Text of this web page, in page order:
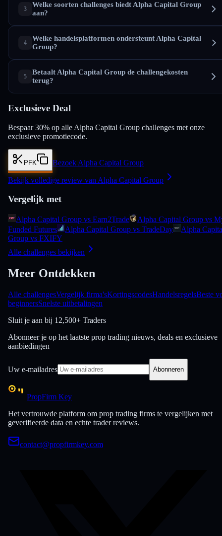
Welke soorten challenges biedt Alpha Capital Group
aan?
Welke handelsplatformen ondersteunt Alpha Capital
Group?
Betaalt Alpha Capital Group de challengekosten
terug?
Exclusieve Deal
Bespaar 30% op alle Alpha Capital Group challenges met onze
exclusieve promotiecode.
PFK Bezoek Alpha Capital Group
Bekijk volledige review van Alpha Capital Group
Vergelijk met
Alpha Capital Group vs Earn2Trade
Alpha Capital Group vs
Funded Futures
Alpha Capital Group vs TradeDay
Alpha
Group vs FXIFY
Alle challenges bekijken
Meer Ontdekken
Alle challengesVergelijk firma'sKortingscodesHandelsregelsBeste
beginnersSnelste uitbetalingen
Sluit je aan bij 12,500+ Traders
Abonneer je op het laatste prop trading nieuws, deals en exclusieve
aanbiedingen
Uw e-mailadres Abonneren
PropFirm Key
Het vertrouwde platform om prop trading firms te vergelijken met
geverifieerde data en echte trader reviews.
contact@propfirmkey.com